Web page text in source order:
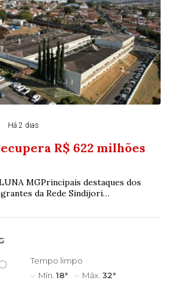
Há 2 dias
R$ 622 milhões
MGPrincipais destaques dos
da Rede Sindijori
Tempo limpo
Mín. 18° Máx. 32°